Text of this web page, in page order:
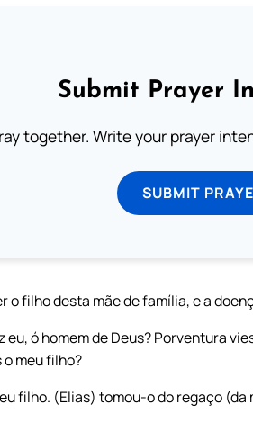
Submit Prayer
together. Write your prayer
SUBMIT
o filho desta mãe de família, e a
eu, ó homem de Deus? Porventura
meu filho?
filho. (Elias) tomou-o do regaço